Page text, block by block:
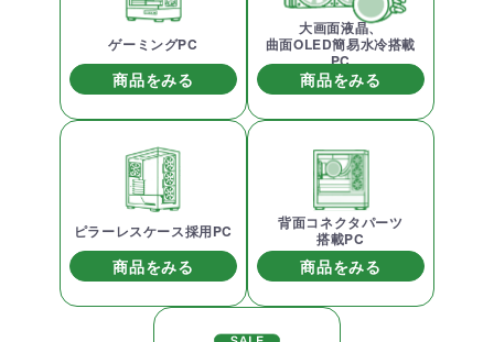
ゲーミングPC
商品をみる
大画面液晶、
曲面OLED簡易水冷搭載
PC
商品をみる
ピラーレスケース採用PC
商品をみる
背面コネクタパーツ
搭載PC
商品をみる